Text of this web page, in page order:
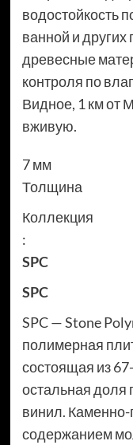
водостойкость
ванной и
древесные
контроля по
Видное, 1 км от
вживую.
7 мм
Толщина
Коллекция
:
SPC
SPC
SPC — Stone
полимерная
состоящая из
остальная доля
винил.
содержанием